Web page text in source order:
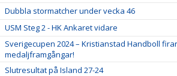
Dubbla stormatcher under vecka 46
USM Steg 2 - HK Ankaret vidare
Sverigecupen 2024 – Kristianstad Handboll firar
medaljframgångar!
Slutresultat på Island 27-24